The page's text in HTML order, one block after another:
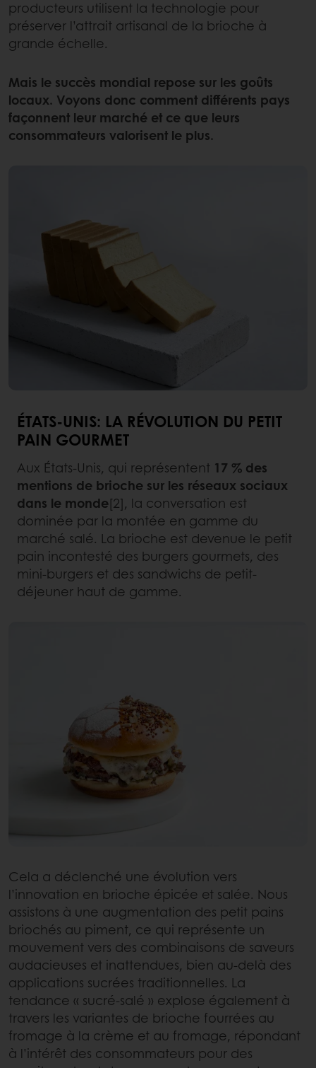
producteurs utilisent la technologie pour
préserver l’attrait artisanal de la brioche à
grande échelle.
Mais le succès mondial repose sur les goûts
locaux. Voyons donc comment différents pays
façonnent leur marché et ce que leurs
consommateurs valorisent le plus.
ÉTATS-UNIS: LA RÉVOLUTION DU PETIT
PAIN GOURMET
Aux États-Unis, qui représentent 17 % des
mentions de brioche sur les réseaux sociaux
dans le monde[2], la conversation est
dominée par la montée en gamme du
marché salé. La brioche est devenue le petit
pain incontesté des burgers gourmets, des
mini-burgers et des sandwichs de petit-
déjeuner haut de gamme.
Cela a déclenché une évolution vers
l’innovation en brioche épicée et salée. Nous
assistons à une augmentation des petit pains
briochés au piment, ce qui représente un
mouvement vers des combinaisons de saveurs
audacieuses et inattendues, bien au‑delà des
applications sucrées traditionnelles. La
tendance « sucré‑salé » explose également à
travers les variantes de brioche fourrées au
fromage à la crème et au fromage, répondant
à l’intérêt des consommateurs pour des